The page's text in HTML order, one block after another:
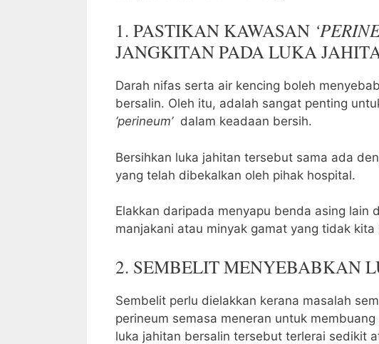
1. PASTIKAN KAWASAN
JANGKITAN PADA LUKA
Darah nifas serta air kencing boleh
bersalin. Oleh itu, adalah sangat penting
‘perineum’dalam keadaan bersih.
Bersihkan luka jahitan tersebut sama ada
yang telah dibekalkan oleh pihak hospital.
Elakkan daripada menyapu benda asing lain
manjakani atau minyak gamat yang tidak
2. SEMBELIT MENYEBABKAN
Sembelit perlu dielakkan kerana masalah
perineum semasa meneran untuk
luka jahitan bersalin tersebut terlerai sedikit